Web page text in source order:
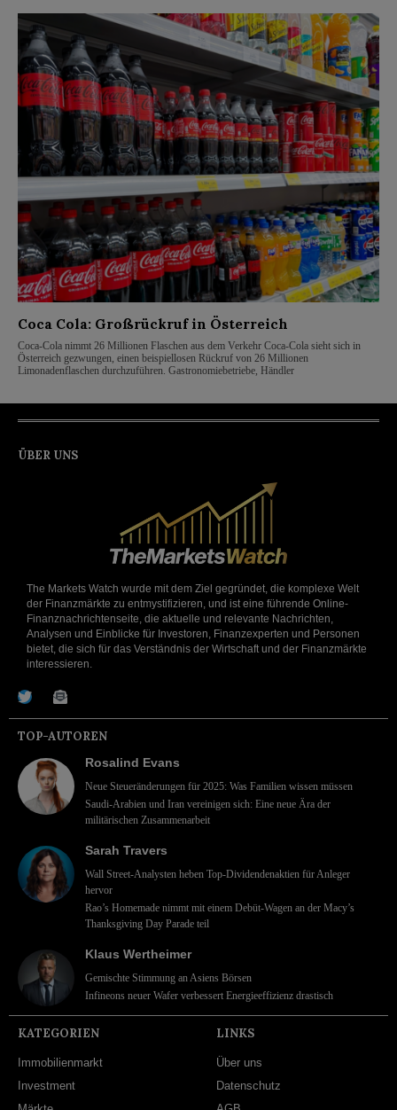
Coca Cola: Großrückruf in Österreich
Coca-Cola nimmt 26 Millionen Flaschen aus dem Verkehr Coca-Cola sieht sich in
Österreich gezwungen, einen beispiellosen Rückruf von 26 Millionen
Limonadenflaschen durchzuführen. Gastronomiebetriebe, Händler
ÜBER UNS
The Markets Watch wurde mit dem Ziel gegründet, die komplexe Welt
der Finanzmärkte zu entmystifizieren, und ist eine führende Online-
Finanznachrichtenseite, die aktuelle und relevante Nachrichten,
Analysen und Einblicke für Investoren, Finanzexperten und Personen
bietet, die sich für das Verständnis der Wirtschaft und der Finanzmärkte
interessieren.
TOP-AUTOREN
Rosalind Evans
Neue Steueränderungen für 2025: Was Familien wissen müssen
Saudi-Arabien und Iran vereinigen sich: Eine neue Ära der
militärischen Zusammenarbeit
Sarah Travers
Wall Street-Analysten heben Top-Dividendenaktien für Anleger
hervor
Rao’s Homemade nimmt mit einem Debüt-Wagen an der Macy’s
Thanksgiving Day Parade teil
Klaus Wertheimer
Gemischte Stimmung an Asiens Börsen
Infineons neuer Wafer verbessert Energieeffizienz drastisch
KATEGORIEN
Immobilienmarkt
Investment
LINKS
Über uns
Datenschutz